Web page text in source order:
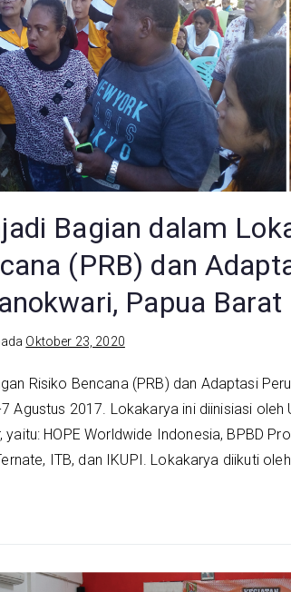
Bagian dalam
(PRB) dan
Papua Barat
Oktober 23, 2020
Risiko Bencana (PRB) dan Adaptasi
Agustus 2017. Lokakarya ini diinisiasi
HOPE Worldwide Indonesia, BPBD
ITB, dan IKUPI. Lokakarya diikuti